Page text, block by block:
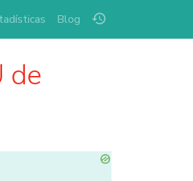
history
Blog
de